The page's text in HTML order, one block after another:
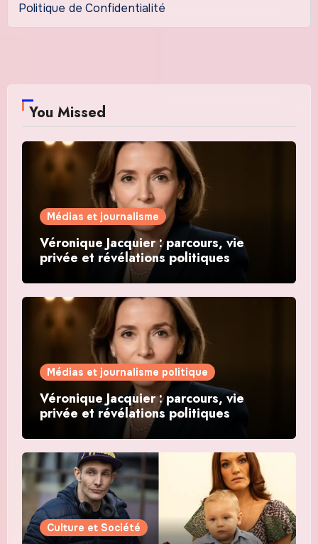
Politique de Confidentialité
You Missed
Médias et journalisme
Véronique Jacquier : parcours, vie
privée et révélations politiques
Médias et journalisme politique
Véronique Jacquier : parcours, vie
privée et révélations politiques
Culture et Société